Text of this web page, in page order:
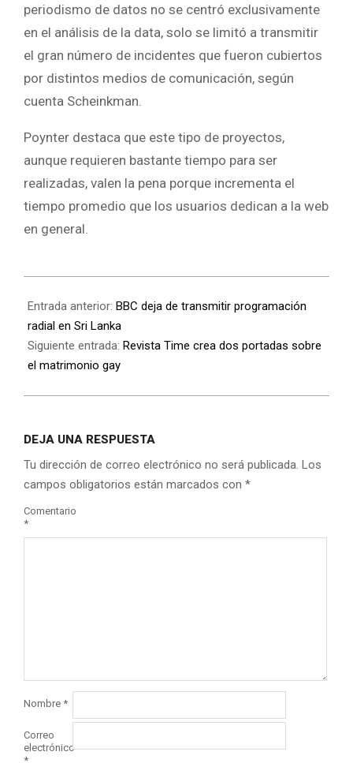
periodismo de datos no se centró exclusivamente
en el análisis de la data, solo se limitó a transmitir
el gran número de incidentes que fueron cubiertos
por distintos medios de comunicación, según
cuenta Scheinkman.
Poynter destaca que este tipo de proyectos,
aunque requieren bastante tiempo para ser
realizadas, valen la pena porque incrementa el
tiempo promedio que los usuarios dedican a la web
en general.
Entrada anterior: BBC deja de transmitir programación
radial en Sri Lanka
Siguiente entrada: Revista Time crea dos portadas sobre
el matrimonio gay
DEJA UNA RESPUESTA
Tu dirección de correo electrónico no será publicada. Los
campos obligatorios están marcados con *
Comentario
*
Nombre *
Correo
electrónico
*